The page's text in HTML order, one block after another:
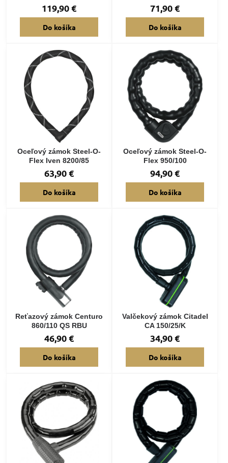
119,90 €
Do košíka
71,90 €
Do košíka
Oceľový zámok Steel-O-
Flex Iven 8200/85
63,90 €
Do košíka
Oceľový zámok Steel-O-
Flex 950/100
94,90 €
Do košíka
Reťazový zámok Centuro
860/110 QS RBU
46,90 €
Do košíka
Valčekový zámok Citadel
CA 150/25/K
34,90 €
Do košíka